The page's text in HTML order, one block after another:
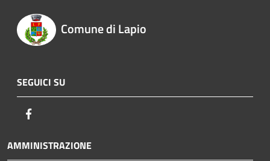
Comune di Lapio
SEGUICI SU
AMMINISTRAZIONE